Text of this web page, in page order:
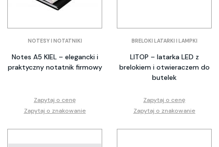
NOTESY I NOTATNIKI
Notes A5 KIEL – elegancki i
praktyczny notatnik firmowy
Zapytaj o cenę
Zapytaj o znakowanie
BRELOKI LATARKI I LAMPKI
LITOP – latarka LED z
brelokiem i otwieraczem do
butelek
Zapytaj o cenę
Zapytaj o znakowanie